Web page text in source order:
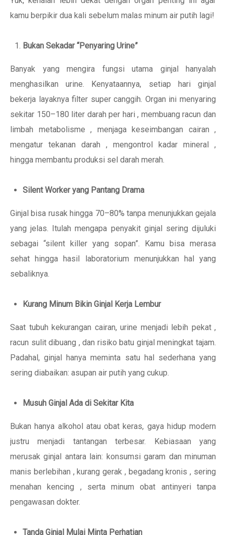
kamu berpikir dua kali sebelum malas minum air putih lagi!
Bukan Sekadar “Penyaring Urine”
Banyak yang mengira fungsi utama ginjal hanyalah
menghasilkan urine. Kenyataannya, setiap hari ginjal
bekerja layaknya filter super canggih. Organ ini menyaring
sekitar 150–180 liter darah per hari , membuang racun dan
limbah metabolisme , menjaga keseimbangan cairan ,
mengatur tekanan darah , mengontrol kadar mineral ,
hingga membantu produksi sel darah merah.
Silent Worker yang Pantang Drama
Ginjal bisa rusak hingga 70–80% tanpa menunjukkan gejala
yang jelas. Itulah mengapa penyakit ginjal sering dijuluki
sebagai “silent killer yang sopan”. Kamu bisa merasa
sehat hingga hasil laboratorium menunjukkan hal yang
sebaliknya.
Kurang Minum Bikin Ginjal Kerja Lembur
Saat tubuh kekurangan cairan, urine menjadi lebih pekat ,
racun sulit dibuang , dan risiko batu ginjal meningkat tajam.
Padahal, ginjal hanya meminta satu hal sederhana yang
sering diabaikan: asupan air putih yang cukup.
Musuh Ginjal Ada di Sekitar Kita
Bukan hanya alkohol atau obat keras, gaya hidup modern
justru menjadi tantangan terbesar. Kebiasaan yang
merusak ginjal antara lain: konsumsi garam dan minuman
manis berlebihan , kurang gerak , begadang kronis , sering
menahan kencing , serta minum obat antinyeri tanpa
pengawasan dokter.
Tanda Ginjal Mulai Minta Perhatian